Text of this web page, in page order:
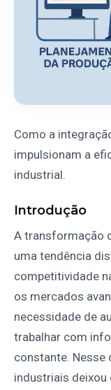
Como a
impulsionam a
industrial.
Introdução
A transformação
uma tendência
competitividade
os mercados
necessidade de
trabalhar com
constante. Nesse
industriais deixou